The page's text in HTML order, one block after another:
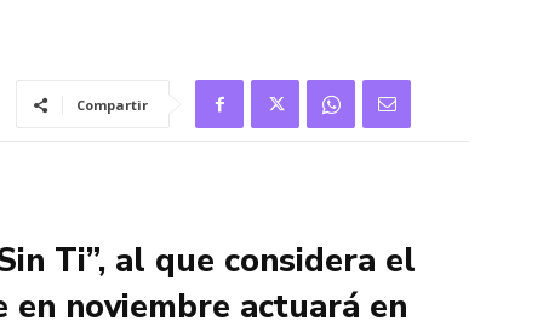
Compartir
Ti”, al que considera el
en noviembre actuará en